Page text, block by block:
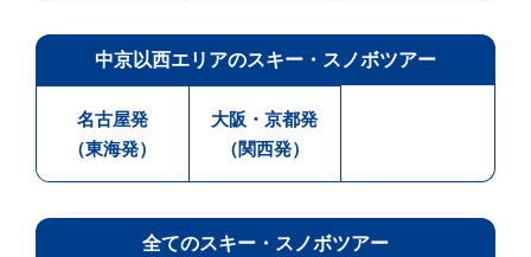
中京以西エリアのスキー・スノボツアー
名古屋発
（東海発）
大阪・京都発
（関西発）
全てのスキー・スノボツアー